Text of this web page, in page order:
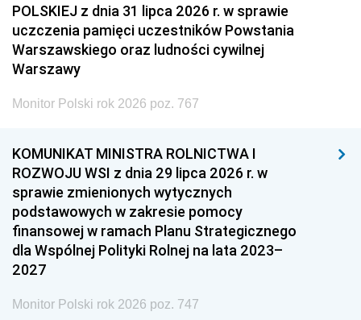
POLSKIEJ z dnia 31 lipca 2026 r. w sprawie
uczczenia pamięci uczestników Powstania
Warszawskiego oraz ludności cywilnej
Warszawy
Monitor Polski rok 2026 poz. 767
KOMUNIKAT MINISTRA ROLNICTWA I
ROZWOJU WSI z dnia 29 lipca 2026 r. w
sprawie zmienionych wytycznych
podstawowych w zakresie pomocy
finansowej w ramach Planu Strategicznego
dla Wspólnej Polityki Rolnej na lata 2023–
2027
Monitor Polski rok 2026 poz. 747